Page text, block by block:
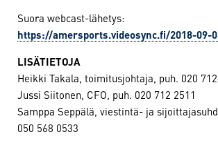
Suora webcast-lähetys:
https://amersports.videosync.fi/2018-09-
LISÄTIETOJA
Heikki Takala, toimitusjohtaja, puh. 020
Jussi Siitonen, CFO, puh. 020 712 2511
Samppa Seppälä, viestintä- ja
050 568 0533